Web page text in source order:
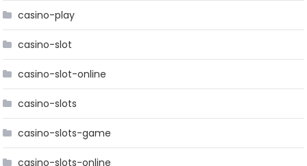
casino-play
casino-slot
casino-slot-online
casino-slots
casino-slots-game
casino-slots-online